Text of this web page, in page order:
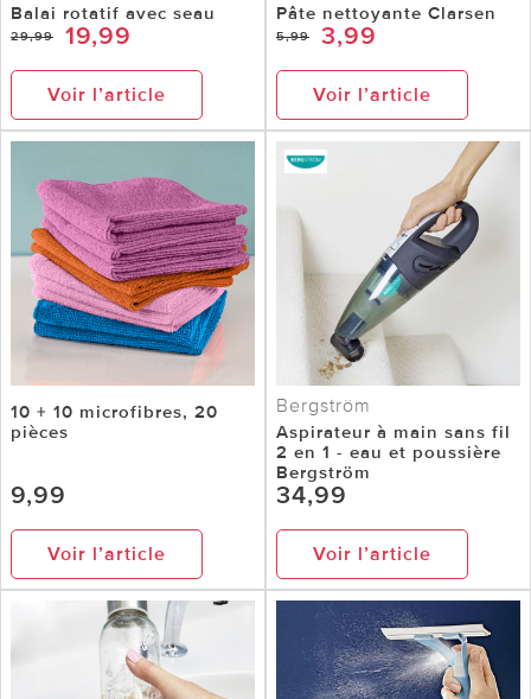
Balai rotatif avec seau
29,99 19,99
Voir l’article
Pâte nettoyante Clarsen
5,99 3,99
Voir l’article
10 + 10 microfibres, 20
pièces
9,99
Voir l’article
Bergström
Aspirateur à main sans fil
2 en 1 - eau et poussière
Bergström
34,99
Voir l’article